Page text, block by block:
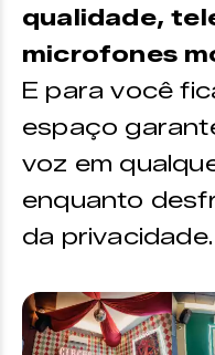
qualidade,
microfones
E para você
espaço
voz em
enquanto
da privacidade.